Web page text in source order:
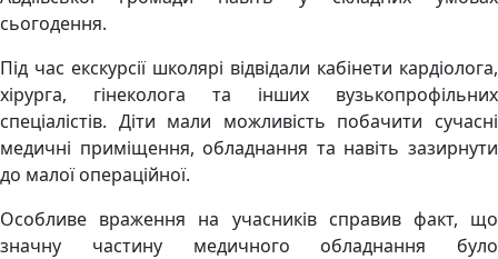
сьогодення.
Під час екскурсії школярі відвідали кабінети кардіолога,
хірурга, гінеколога та інших вузькопрофільних
спеціалістів. Діти мали можливість побачити сучасні
медичні приміщення, обладнання та навіть зазирнути
до малої операційної.
Особливе враження на учасників справив факт, що
значну частину медичного обладнання було